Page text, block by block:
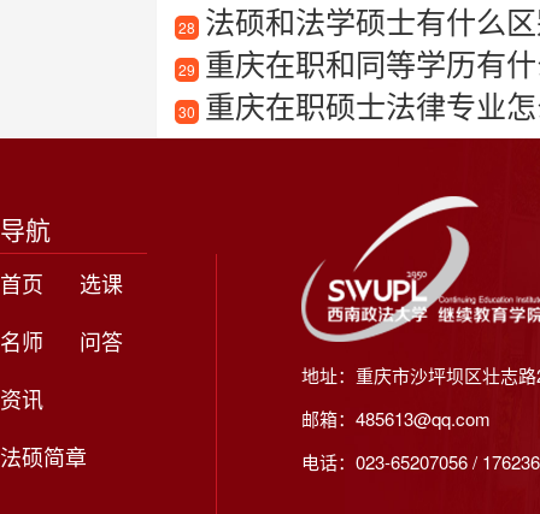
28 法硕和法学硕士有什么
29 重庆在职和同等学历有
30 重庆在职硕士法律专业怎么样
导航
首页
选课
名师
问答
资讯
法硕简章
地址：重庆市沙坪坝区壮志
邮箱：485613@qq.com
电话：023-65207056 /